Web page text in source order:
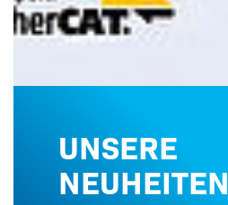
UNSERE
NEUHEITEN